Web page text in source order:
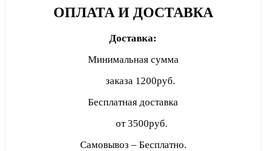
ОПЛАТА И ДОСТАВКА
Доставка:
Минимальная сумма
заказа 1200руб.
Бесплатная доставка
от 3500руб.
Самовывоз – Бесплатно.